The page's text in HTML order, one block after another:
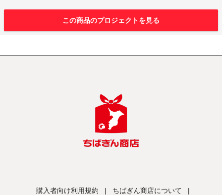
この商品のプロジェクトを見る
購入者向け利用規約 | ちばぎん商店について |